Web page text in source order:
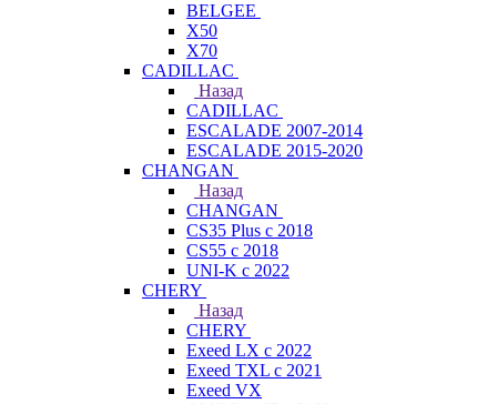
BELGEE
X50
X70
CADILLAC
Назад
CADILLAC
ESCALADE 2007-2014
ESCALADE 2015-2020
CHANGAN
Назад
CHANGAN
CS35 Plus с 2018
CS55 с 2018
UNI-K с 2022
CHERY
Назад
CHERY
Exeed LX с 2022
Exeed TXL с 2021
Exeed VX